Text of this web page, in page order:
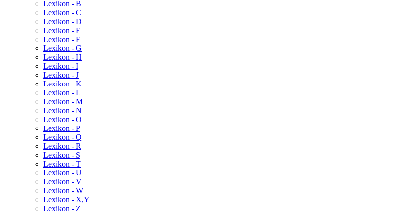
Lexikon - B
Lexikon - C
Lexikon - D
Lexikon - E
Lexikon - F
Lexikon - G
Lexikon - H
Lexikon - I
Lexikon - J
Lexikon - K
Lexikon - L
Lexikon - M
Lexikon - N
Lexikon - O
Lexikon - P
Lexikon - Q
Lexikon - R
Lexikon - S
Lexikon - T
Lexikon - U
Lexikon - V
Lexikon - W
Lexikon - X,Y
Lexikon - Z